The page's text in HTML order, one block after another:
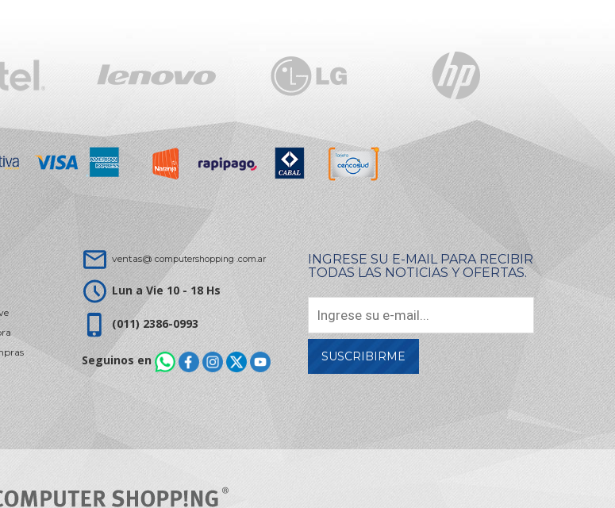
ventas@ computershopping .com.ar
Lun a Vie 10 - 18 Hs
(011) 2386-0993
Seguinos en
INGRESE SU E-MAIL PARA RECIBIR
TODAS LAS NOTICIAS Y OFERTAS.
SUSCRIBIRME